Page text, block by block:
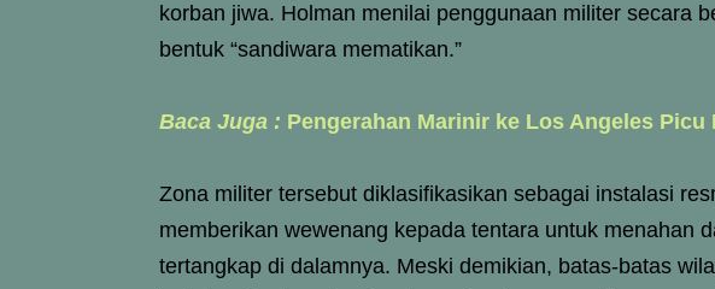
korban jiwa. Holman menilai penggunaan militer secara
bentuk “sandiwara mematikan.”
Baca Juga : Pengerahan Marinir ke Los Angeles Picu
Zona militer tersebut diklasifikasikan sebagai instalasi
memberikan wewenang kepada tentara untuk menahan
tertangkap di dalamnya. Meski demikian, batas-batas